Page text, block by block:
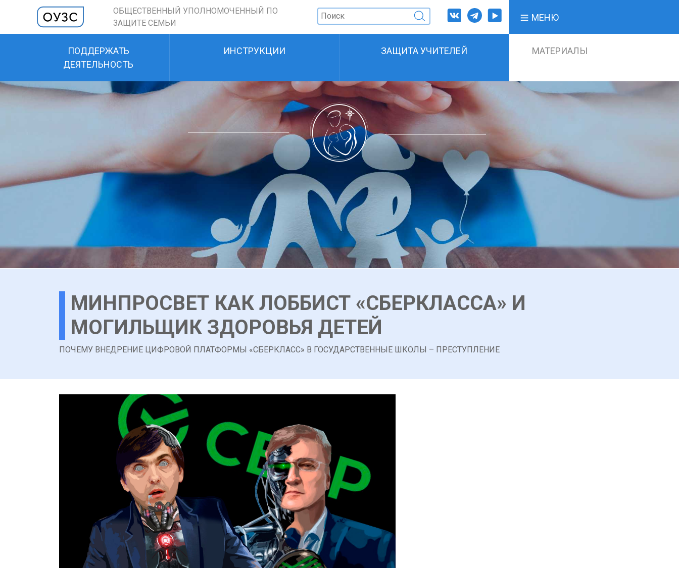
ОБЩЕСТВЕННЫЙ УПОЛНОМОЧЕННЫЙ ПО
ЗАЩИТЕ СЕМЬИ
МЕНЮ
ПОДДЕРЖАТЬ
ДЕЯТЕЛЬНОСТЬ
ИНСТРУКЦИИ ЗАЩИТА УЧИТЕЛЕЙ МАТЕРИАЛЫ
МИНПРОСВЕТ КАК ЛОББИСТ «СБЕРКЛАССА» И
МОГИЛЬЩИК ЗДОРОВЬЯ ДЕТЕЙ
ПОЧЕМУ ВНЕДРЕНИЕ ЦИФРОВОЙ ПЛАТФОРМЫ «СБЕРКЛАСС» В ГОСУДАРСТВЕННЫЕ ШКОЛЫ – ПРЕСТУПЛЕНИЕ